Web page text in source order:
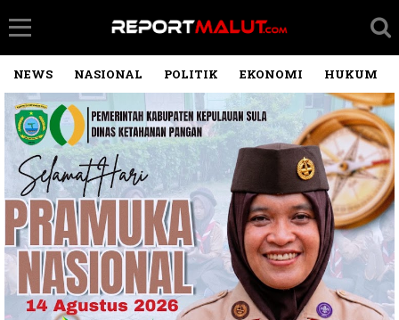
NEWS NASIONAL POLITIK EKONOMI HUKUM